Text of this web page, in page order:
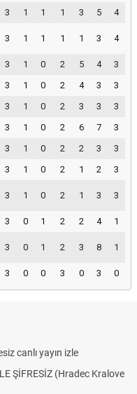
3 1 1 1 3 5 4
3 1 1 1 1 3 4
3 1 0 2 5 4
3
3 1 0 2 4 3
3
3 1 0 2 3 3
3
3 1 0 2 6 7
3
3 1 0 2 2 3
3
3 1 0 2 1 2 3
3 1 0 2 1 3 3
3 0 1 2 2 4 1
3 0 1 2 3 8 1
3 0 0 3 0 3 0
canlı yayın izle
ŞİFRESİZ (Hradec Kralove